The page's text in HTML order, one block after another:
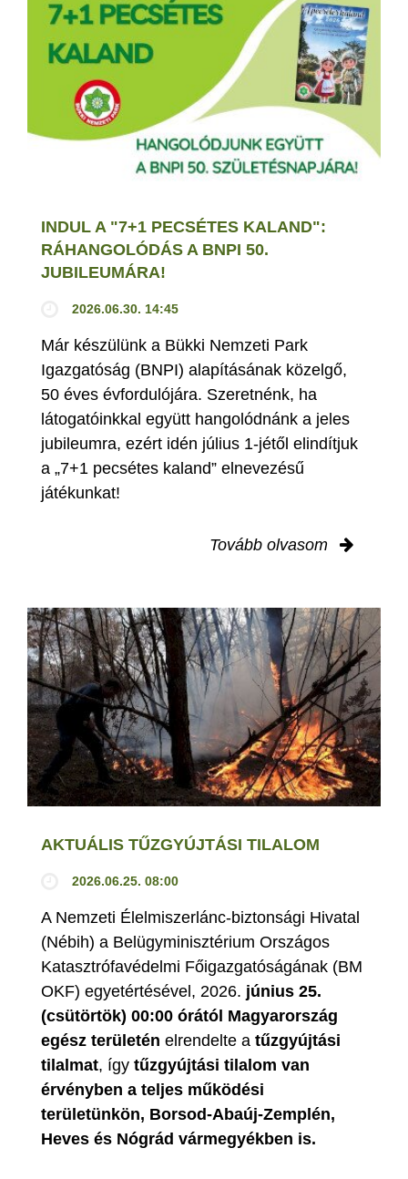
INDUL A "7+1 PECSÉTES KALAND":
RÁHANGOLÓDÁS A BNPI 50.
JUBILEUMÁRA!
2026.06.30. 14:45
Már készülünk a Bükki Nemzeti Park
Igazgatóság (BNPI) alapításának közelgő,
50 éves évfordulójára. Szeretnénk, ha
látogatóinkkal együtt hangolódnánk a jeles
jubileumra, ezért idén július 1-jétől elindítjuk
a „7+1 pecsétes kaland” elnevezésű
játékunkat!
Tovább olvasom
AKTUÁLIS TŰZGYÚJTÁSI TILALOM
2026.06.25. 08:00
A Nemzeti Élelmiszerlánc-biztonsági Hivatal
(Nébih) a Belügyminisztérium Országos
Katasztrófavédelmi Főigazgatóságának (BM
OKF) egyetértésével, 2026. június 25.
(csütörtök) 00:00 órától Magyarország
egész területén elrendelte a tűzgyújtási
tilalmat, így tűzgyújtási tilalom van
érvényben a teljes működési
területünkön, Borsod-Abaúj-Zemplén,
Heves és Nógrád vármegyékben is.